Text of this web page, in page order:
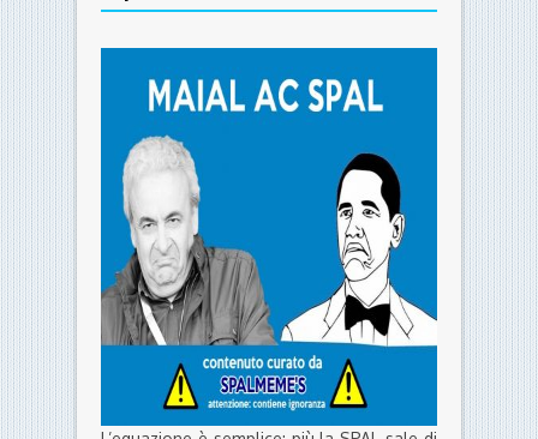
settimana: i
commenti social
scelti da
Spalmeme’s